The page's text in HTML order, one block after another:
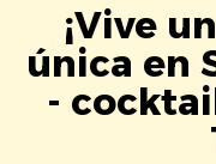
¡Vive
única en
-